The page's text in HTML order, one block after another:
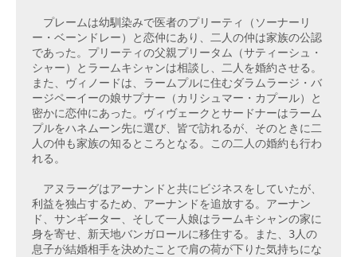
プレームは幼馴染みで医者のプリーティ（ソーナーリ
ー・ベーンドレー）と恋仲にあり、二人の仲は家族の公認
であった。プリーティの父親プリータム（サティーシュ・
シャー）とラームキシャンは相談し、二人を婚約させる。
また、ヴィノードは、ラームプルに住むダラムラージ・バ
ージペーイーの娘サプナー（カリシュマー・カプール）と
密かに恋仲にあった。ヴィヴェークとサードナーはラーム
プルをハネムーン先に選び、皆で訪れるが、そのときに二
人の仲も家族の知るところとなる。この二人の婚約も行わ
れる。
アヌラーグはアーナンドと共にビジネスをしていたが、
利益を独占するため、アーナンドを追放する。アーナン
ド、サンギーター、そして一人娘はラームキシャンの家に
身を寄せ、新天地バンガロールに移住する。また、3人の
息子が結婚相手を決めたことで肩の荷が下りた気持ちにな